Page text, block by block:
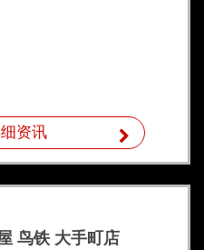
资讯
鸟铁 大手町店